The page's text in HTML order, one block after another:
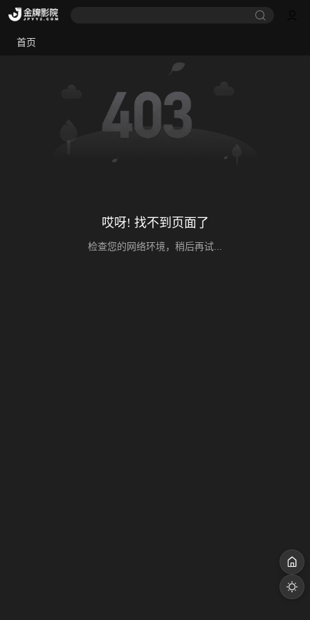
首页
哎呀! 找不到页面了
检查您的网络环境，稍后再试...